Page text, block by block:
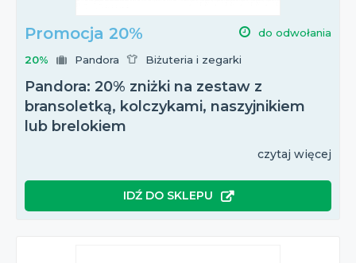
Promocja 20% do odwołania
20% Pandora Biżuteria i zegarki
Pandora: 20% zniżki na zestaw z
bransoletką, kolczykami, naszyjnikiem
lub brelokiem
czytaj więcej
IDŹ DO SKLEPU